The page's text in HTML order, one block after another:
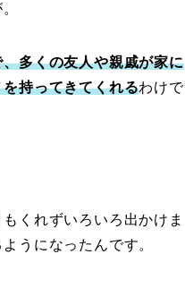
多くの友人や親戚が家に
持ってきてくれるわけで
くれずいろいろ出かけま
うになったんです。